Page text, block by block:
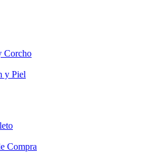
Corcho
y Piel
Compra